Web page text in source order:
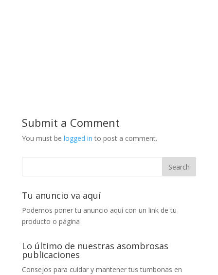
Submit a Comment
You must be logged in to post a comment.
Tu anuncio va aquí
Podemos poner tu anuncio aquí con un link de tu
producto o página
Lo último de nuestras asombrosas
publicaciones
Consejos para cuidar y mantener tus tumbonas en